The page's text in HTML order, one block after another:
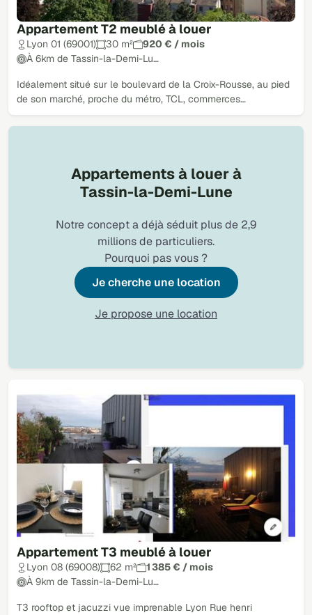
Appartement T2 meublé à louer
Lyon 01 (69001) 30 m²
920 € / mois
À 6km de Tassin-la-Demi-Lu…
Idéalement situé sur le boulevard de la Croix-Rousse, au pied
de son marché, proche du métro, TCL, commerces…
Appartement T3 meublé à louer
Lyon 08 (69008) 62 m²
1 385 € / mois
À 9km de Tassin-la-Demi-Lu…
T3 rooftop et jacuzzi vue imprenable Lyon Rue henri
Appartements à louer à
Tassin-la-Demi-Lune
Notre concept a déjà séduit plus de 2,9
millions de particuliers.
Pourquoi pas vous ?
Je cherche une location
Je propose une location